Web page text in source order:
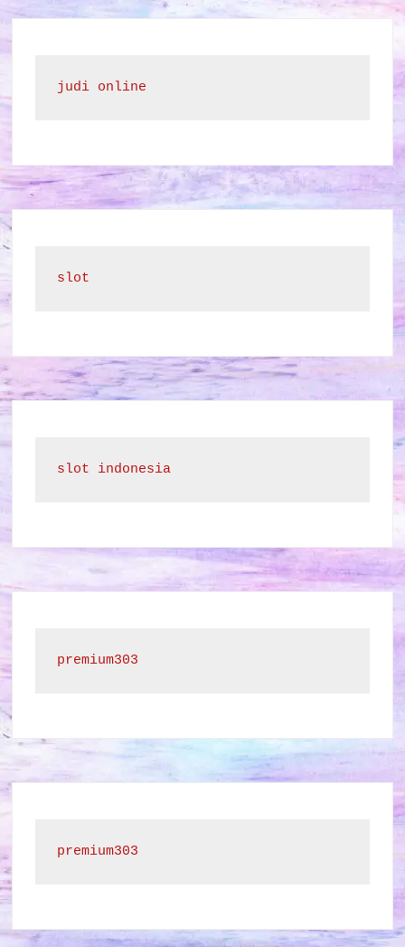
judi online
slot
slot indonesia
premium303
premium303